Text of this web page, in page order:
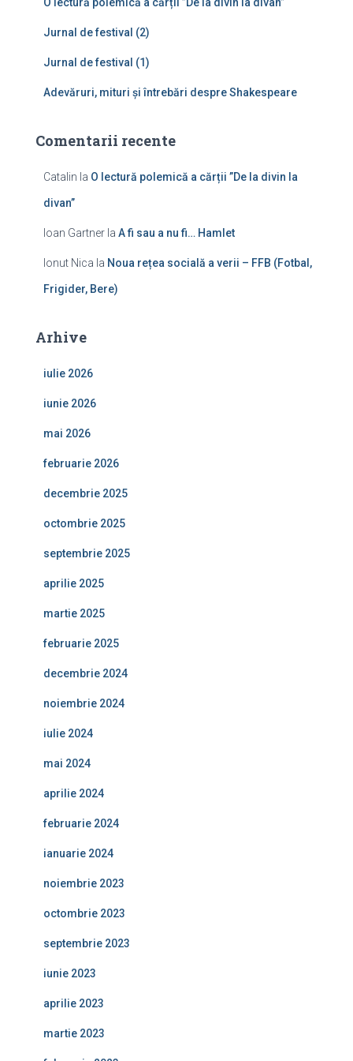
Jurnal de festival (2)
Jurnal de festival (1)
Adevăruri, mituri și întrebări despre Shakespeare
Comentarii recente
Catalin la O lectură polemică a cărții ”De la divin la
divan”
Ioan Gartner la A fi sau a nu fi… Hamlet
Ionut Nica la Noua rețea socială a verii – FFB (Fotbal,
Frigider, Bere)
Arhive
iulie 2026
iunie 2026
mai 2026
februarie 2026
decembrie 2025
octombrie 2025
septembrie 2025
aprilie 2025
martie 2025
februarie 2025
decembrie 2024
noiembrie 2024
iulie 2024
mai 2024
aprilie 2024
februarie 2024
ianuarie 2024
noiembrie 2023
octombrie 2023
septembrie 2023
iunie 2023
aprilie 2023
martie 2023